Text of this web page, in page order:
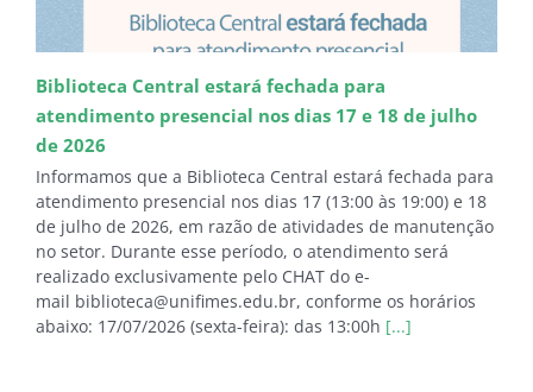
Biblioteca Central estará fechada para
atendimento presencial nos dias 17 e 18 de julho
de 2026
Informamos que a Biblioteca Central estará fechada para
atendimento presencial nos dias 17 (13:00 às 19:00) e 18
de julho de 2026, em razão de atividades de manutenção
no setor. Durante esse período, o atendimento será
realizado exclusivamente pelo CHAT do e-
mail biblioteca@unifimes.edu.br, conforme os horários
abaixo: 17/07/2026 (sexta-feira): das 13:00h [...]